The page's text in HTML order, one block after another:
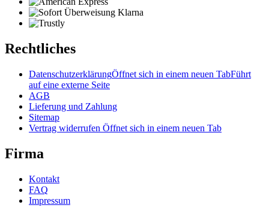
Rechtliches
DatenschutzerklärungÖffnet sich in einem neuen TabFührt
auf eine externe Seite
AGB
Lieferung und Zahlung
Sitemap
Vertrag widerrufen Öffnet sich in einem neuen Tab
Firma
Kontakt
FAQ
Impressum